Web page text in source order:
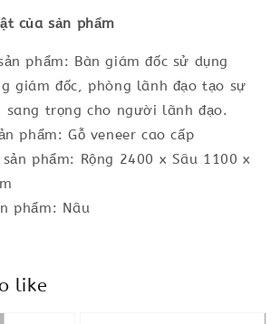
của sản phẩm
phẩm: Bàn giám đốc sử dụng
giám đốc, phòng lãnh đạo tạo sự
sang trọng cho người lãnh đạo.
phẩm: Gỗ veneer cao cấp
phẩm: Rộng 2400 x Sâu 1100 x
phẩm: Nâu
like